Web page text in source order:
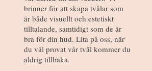
brinner för att skapa tvålar som
är både visuellt och estetiskt
tilltalande, samtidigt som de är
bra för din hud. Lita på oss, när
du väl provat vår tvål kommer du
aldrig tillbaka.